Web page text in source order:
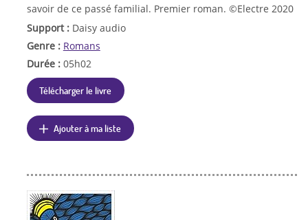
savoir de ce passé familial. Premier roman. ©Electre 2020
Support : Daisy audio
Genre : Romans
Durée : 05h02
Télécharger le livre
Ajouter à ma liste